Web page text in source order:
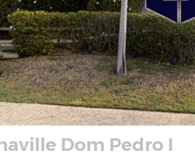
Dom Pedro I